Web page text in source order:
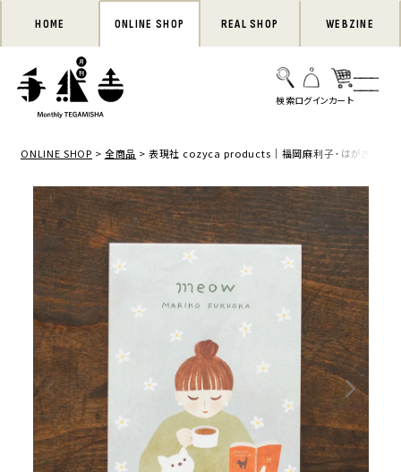
HOME ONLINE SHOP REAL SHOP WEBZINE
ONLINE SHOP 全商品 表現社 cozyca products｜福岡麻利子・はがき箋「